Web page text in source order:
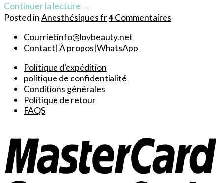
Continuer la lecture →
Posted inAnesthésiques fr4Commentaires
Courriel:info@lovbeauty.net
Contact| À propos|WhatsApp
Politique d'expédition
politique de confidentialité
Conditions générales
Politique de retour
FAQS